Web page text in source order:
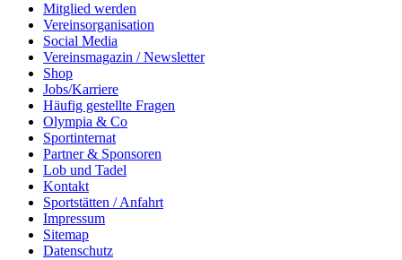
Mitglied werden
Vereinsorganisation
Social Media
Vereinsmagazin / Newsletter
Shop
Jobs/Karriere
Häufig gestellte Fragen
Olympia & Co
Sportinternat
Partner & Sponsoren
Lob und Tadel
Kontakt
Sportstätten / Anfahrt
Impressum
Sitemap
Datenschutz